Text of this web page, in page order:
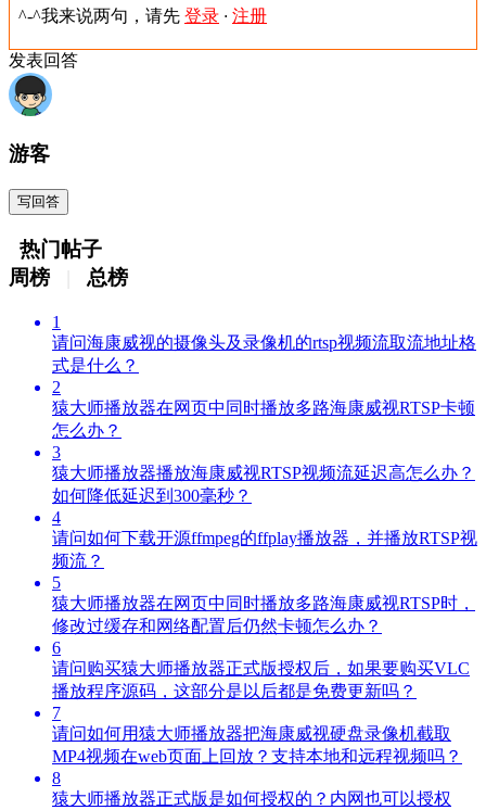
^-^我来说两句，请先 登录 · 注册
发表回答
游客
写回答
热门帖子
周榜
总榜
1
请问海康威视的摄像头及录像机的rtsp视频流取流地址格
式是什么？
2
猿大师播放器在网页中同时播放多路海康威视RTSP卡顿
怎么办？
3
猿大师播放器播放海康威视RTSP视频流延迟高怎么办？
如何降低延迟到300毫秒？
4
请问如何下载开源ffmpeg的ffplay播放器，并播放RTSP视
频流？
5
猿大师播放器在网页中同时播放多路海康威视RTSP时，
修改过缓存和网络配置后仍然卡顿怎么办？
6
请问购买猿大师播放器正式版授权后，如果要购买VLC
播放程序源码，这部分是以后都是免费更新吗？
7
请问如何用猿大师播放器把海康威视硬盘录像机截取
MP4视频在web页面上回放？支持本地和远程视频吗？
8
猿大师播放器正式版是如何授权的？内网也可以授权